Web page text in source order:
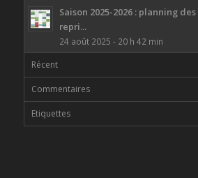
Saison 2025-2026 : planning
repri...
24 août 2025 - 20 h 42 min
Récent
Commentaires
Etiquettes